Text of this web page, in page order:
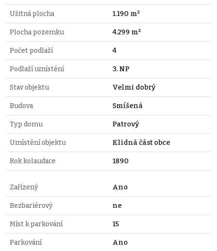
Užitná plocha 1.190 m²
Plocha pozemku 4.299 m²
Počet podlaží 4
Podlaží umístění 3. NP
Stav objektu Velmi dobrý
Budova Smíšená
Typ domu Patrový
Umístění objektu Klidná část obce
Rok kolaudace 1890
Zařízený Ano
Bezbariérový ne
Míst k parkování 15
Parkování Ano